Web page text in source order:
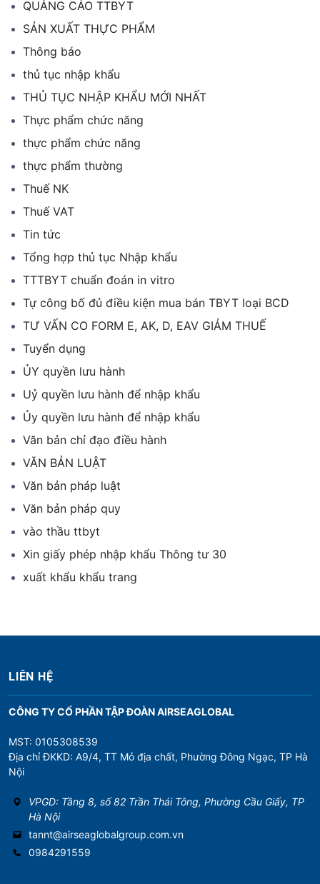
QUẢNG CÁO TTBYT
SẢN XUẤT THỰC PHẨM
Thông báo
thủ tục nhập khẩu
THỦ TỤC NHẬP KHẨU MỚI NHẤT
Thực phẩm chức năng
thực phẩm chức năng
thực phẩm thường
Thuế NK
Thuế VAT
Tin tức
Tổng hợp thủ tục Nhập khẩu
TTTBYT chuẩn đoán in vitro
Tự công bố đủ điều kiện mua bán TBYT loại BCD
TƯ VẤN CO FORM E, AK, D, EAV GIẢM THUẾ
Tuyển dụng
ỦY quyền lưu hành
Uỷ quyền lưu hành để nhập khẩu
Ủy quyền lưu hành để nhập khẩu
Văn bản chỉ đạo điều hành
VĂN BẢN LUẬT
Văn bản pháp luật
Văn bản pháp quy
vào thầu ttbyt
Xin giấy phép nhập khẩu Thông tư 30
xuất khẩu khẩu trang
LIÊN HỆ
CÔNG TY CỔ PHẦN TẬP ĐOÀN AIRSEAGLOBAL
MST: 0105308539
Địa chỉ ĐKKD: A9/4, TT Mỏ địa chất, Phường Đông Ngạc, TP Hà
Nội
VPGD: Tầng 8, số 82 Trần Thái Tông, Phường Cầu Giấy, TP
Hà Nội
tannt@airseaglobalgroup.com.vn
0984291559